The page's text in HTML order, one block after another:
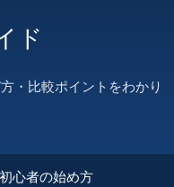
ド
・比較ポイントをわかり
心者の始め方